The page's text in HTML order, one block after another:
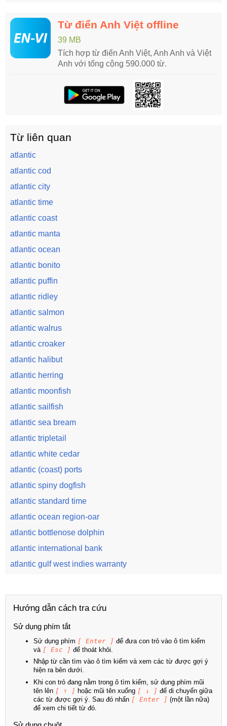
Từ điển Anh Việt offline
39 MB
Tích hợp từ điển Anh Việt, Anh Anh và Việt
Anh với tổng cộng 590.000 từ.
Từ liên quan
atlantic
atlantic cod
atlantic city
atlantic time
atlantic coast
atlantic manta
atlantic ocean
atlantic bonito
atlantic puffin
atlantic ridley
atlantic salmon
atlantic walrus
atlantic croaker
atlantic halibut
atlantic herring
atlantic moonfish
atlantic sailfish
atlantic sea bream
atlantic tripletail
atlantic white cedar
atlantic (coast) ports
atlantic spiny dogfish
atlantic standard time
atlantic ocean region-oar
atlantic bottlenose dolphin
atlantic international bank
atlantic gulf west indies warranty
Hướng dẫn cách tra cứu
Sử dụng phím tắt
Sử dụng phím [ Enter ] để đưa con trỏ vào ô tìm kiếm
và [ Esc ] để thoát khỏi.
Nhập từ cần tìm vào ô tìm kiếm và xem các từ được gợi ý
hiện ra bên dưới.
Khi con trỏ đang nằm trong ô tìm kiếm, sử dụng phím mũi
tên lên [ ↑ ] hoặc mũi tên xuống [ ↓ ] để di chuyển giữa
các từ được gợi ý. Sau đó nhấn [ Enter ] (một lần nữa)
để xem chi tiết từ đó.